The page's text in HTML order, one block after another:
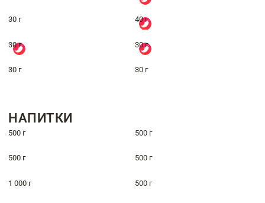
30 г 40 г
30 г 30 г
30 г 30 г
НАПИТКИ
500 г 500 г
500 г 500 г
1 000 г 500 г